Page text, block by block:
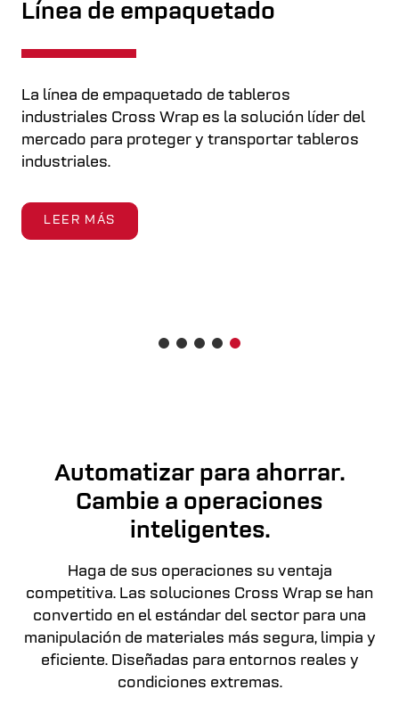
Línea de empaquetado
La línea de empaquetado de tableros
industriales Cross Wrap es la solución líder del
mercado para proteger y transportar tableros
industriales.
LEER MÁS
Automatizar para ahorrar.
Cambie a operaciones
inteligentes.
Haga de sus operaciones su ventaja
competitiva. Las soluciones Cross Wrap se han
convertido en el estándar del sector para una
manipulación de materiales más segura, limpia y
eficiente. Diseñadas para entornos reales y
condiciones extremas.